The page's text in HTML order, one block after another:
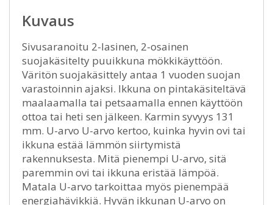
Kuvaus
Sivusaranoitu 2-lasinen, 2-osainen
suojakäsitelty puuikkuna mökkikäyttöön.
Väritön suojakäsittely antaa 1 vuoden suojan
varastoinnin ajaksi. Ikkuna on pintakäsiteltävä
maalaamalla tai petsaamalla ennen käyttöön
ottoa tai heti sen jälkeen. Karmin syvyys 131
mm. U-arvo U-arvo kertoo, kuinka hyvin ovi tai
ikkuna estää lämmön siirtymistä
rakennuksesta. Mitä pienempi U-arvo, sitä
paremmin ovi tai ikkuna eristää lämpöä.
Matala U-arvo tarkoittaa myös pienempää
energiahävikkiä. Hyvän ikkunan U-arvo on